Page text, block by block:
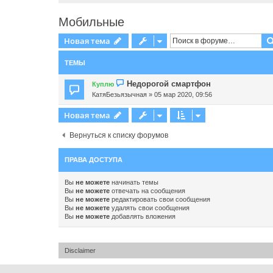
Мобильные
Новая тема
ТЕМЫ
Куплю Недорогой смартфон
КатяБезьязычная » 05 мар 2020, 09:56
Новая тема
Вернуться к списку форумов
ПРАВА ДОСТУПА
Вы не можете начинать темы
Вы не можете отвечать на сообщения
Вы не можете редактировать свои сообщения
Вы не можете удалять свои сообщения
Вы не можете добавлять вложения
Disclaimer